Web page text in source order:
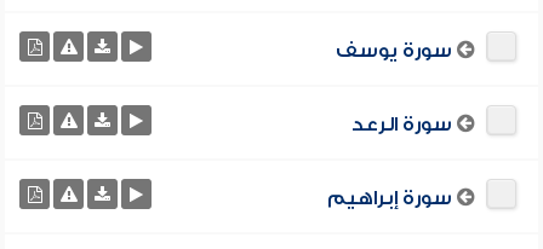
سورة يوسف
سورة الرعد
سورة إبراهيم